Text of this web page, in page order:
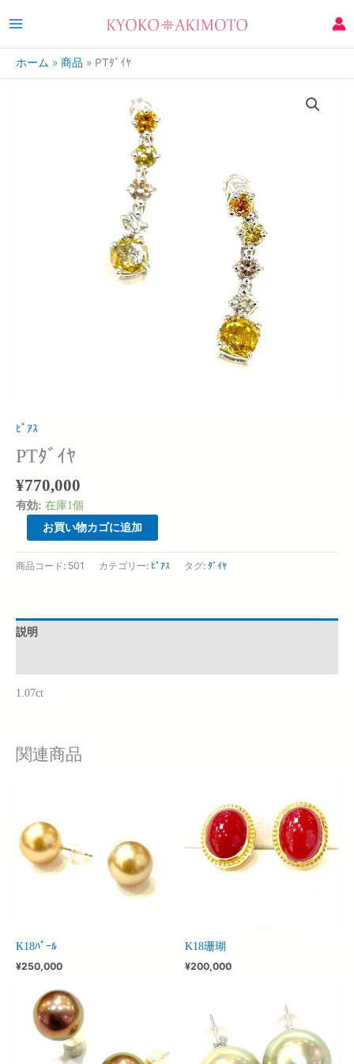
ホーム 商品 PTﾀﾞｲﾔ
ﾋﾟｱｽ
PTﾀﾞｲﾔ
¥770,000
有効: 在庫1個
お買い物カゴに追加
商品コード: 501 カテゴリー: ﾋﾟｱｽ タグ: ﾀﾞｲﾔ
説明
1.07ct
関連商品
K18ﾊﾟｰﾙ
¥250,000
K18珊瑚
¥200,000